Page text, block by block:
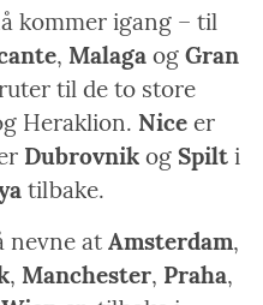
kommer igang – til
, Malaga og Gran
til de to store
Heraklion. Nice er
Dubrovnik og Spilt i
tilbake.
nevne at Amsterdam,
, Manchester, Praha,